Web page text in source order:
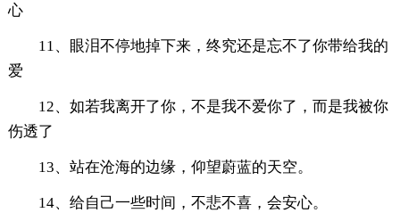
心
11、眼泪不停地掉下来，终究还是忘不了你带给我的
爱
12、如若我离开了你，不是我不爱你了，而是我被你
伤透了
13、站在沧海的边缘，仰望蔚蓝的天空。
14、给自己一些时间，不悲不喜，会安心。